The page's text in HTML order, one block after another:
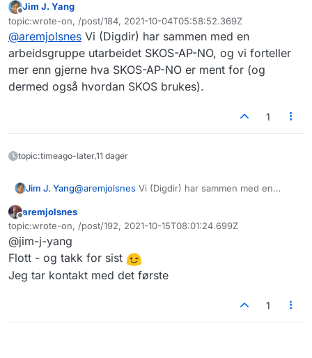
Vi har et datasett som har et SPARQL-endepunkt,
og den kan kanskje være et utgangspunkt i
arbeidet. Men dette må henge sammen med en
mer overordnet ontologi – og det er der jeg
trenger råd og veiledning (om noen har).
interne arbeidet med SKOS (alt henger sammen
med alt).
Jeg kjenner til veilederen du viser til, men kan
tenke meg å se på flere eksempler på anvendelse
Frakoblet
Jim J. Yang
topic:wrote-on, /post/184, 2021-10-04T05:58:52.369Z
Sist endret av
@aremjolsnes Vi (Digdir) har sammen med en
arbeidsgruppe utarbeidet SKOS-AP-NO, og vi forteller
mer enn gjerne hva SKOS-AP-NO er ment for (og
dermed også hvordan SKOS brukes).
1
topic:timeago-later,11 dager
Jim J. Yang@aremjolsnes Vi (Digdir) har sammen med en
forteller mer enn gjerne hva SKOS-AP-NO er ment
for (og dermed også hvordan SKOS brukes).
Frakoblet
aremjolsnes
topic:wrote-on, /post/192, 2021-10-15T08:01:24.699Z
Sist endret av
@jim-j-yang
Flott - og takk for sist
Jeg tar kontakt med det første
1